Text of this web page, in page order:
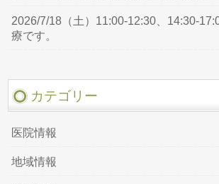
2026/7/18（土）11:00-12:30、14:30-
療です。
カテゴリー
医院情報
地域情報